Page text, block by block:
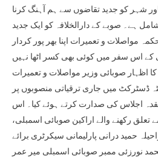
شہر کو جدید تقاضوں سے ہم آہنگ کرنا
ہے۔ صوبے کے دارالخلافہ کو ایک جدید
مواصلات و تعمیرات اپنا بھر پور کردار
کے اس سفر میں کوئی بھی کسر اٹھا نہیں
اظہار صوبائی وزیر مواصلات و تعمیرات
ڈسٹرکٹ میں جاری ترقیاتی منصوبوں پر
اجلاس کی صدارت کرتے ہوئے کیا۔ اس
رکھنے والے اراکین صوبائی اسمبلی،
حمید درانی پارلیمانی سیکرٹری برائے
نورزئی ممبر صوبائی اسمبلی میر عمر